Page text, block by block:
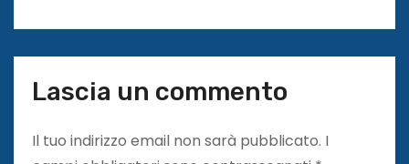
Lascia un commento
Il tuo indirizzo email non sarà pubblicato. I